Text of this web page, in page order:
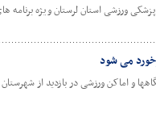
ورزشی استان لرستان ویژه
می شود
و اماکن ورزشی در بازدید از شهرستان